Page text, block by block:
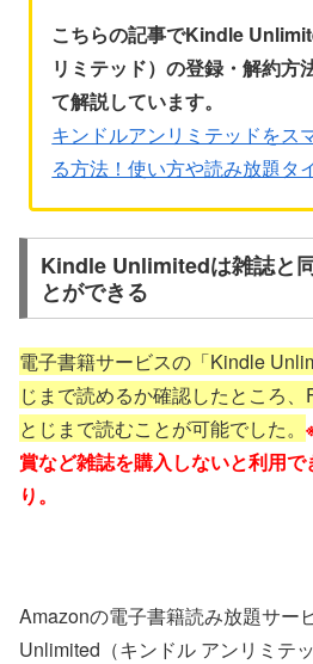
こちらの記事でKindle
リミテッド）の登録・解約方
て解説しています。
キンドルアンリミテッドをス
る方法！使い方や読み放題タ
Kindle Unlimitedは雑誌と
とができる
電子書籍サービスの「Kindle
じまで読めるか確認したところ
とじまで読むことが可能でした。
賞など雑誌を購入しないと利用
り。
Amazonの電子書籍読み放題サー
Unlimited（キンドル アンリミテ